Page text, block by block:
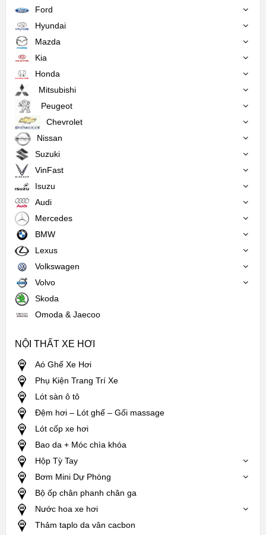
Ford
Hyundai
Mazda
Kia
Honda
Mitsubishi
Peugeot
Chevrolet
Nissan
Suzuki
VinFast
Isuzu
Audi
Mercedes
BMW
Lexus
Volkswagen
Volvo
Skoda
Omoda & Jaecoo
NỘI THẤT XE HƠI
Aó Ghế Xe Hơi
Phụ Kiện Trang Trí Xe
Lót sàn ô tô
Đệm hơi – Lót ghế – Gối massage
Lót cốp xe hơi
Bao da + Móc chìa khóa
Hộp Tỳ Tay
Bơm Mini Dự Phòng
Bộ ốp chân phanh chân ga
Nước hoa xe hơi
Thảm taplo da vân cacbon